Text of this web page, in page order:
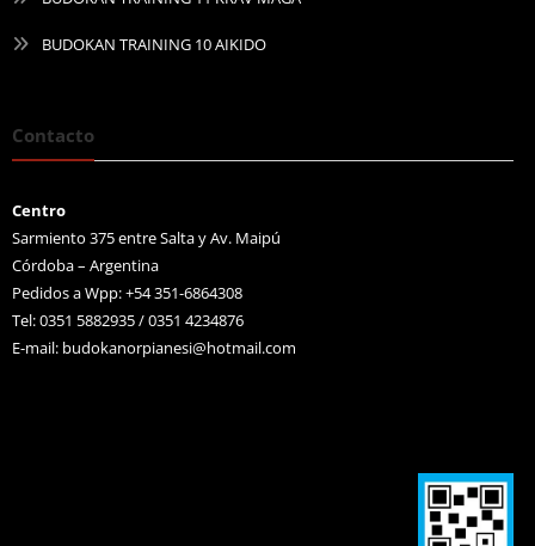
BUDOKAN TRAINING 10 AIKIDO
Contacto
Centro
Sarmiento 375 entre Salta y Av. Maipú
Córdoba – Argentina
Pedidos a Wpp: +54 351-6864308
Tel: 0351 5882935 / 0351 4234876
E-mail: budokanorpianesi@hotmail.com